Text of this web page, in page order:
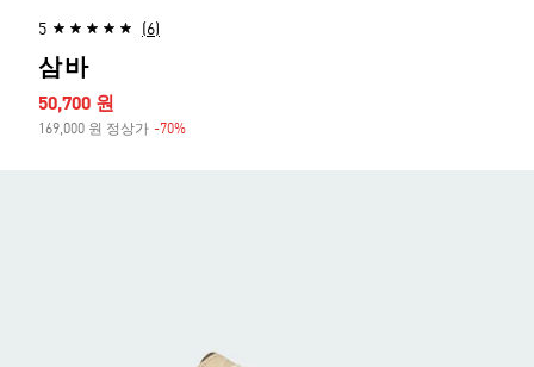
5 (6)
삼바
세일 가격
50,700 원
169,000 원 정상가 -70%